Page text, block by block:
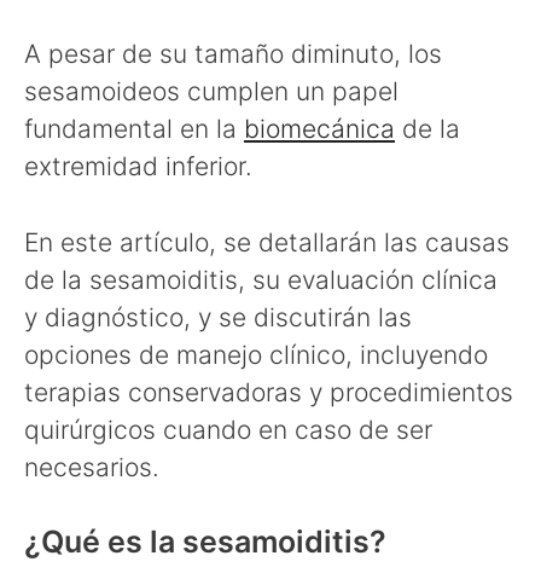
A pesar de su tamaño diminuto, los
sesamoideos cumplen un papel
fundamental en la biomecánica de la
extremidad inferior.
En este artículo, se detallarán las causas
de la sesamoiditis, su evaluación clínica
y diagnóstico, y se discutirán las
opciones de manejo clínico, incluyendo
terapias conservadoras y procedimientos
quirúrgicos cuando en caso de ser
necesarios.
¿Qué es la sesamoiditis?